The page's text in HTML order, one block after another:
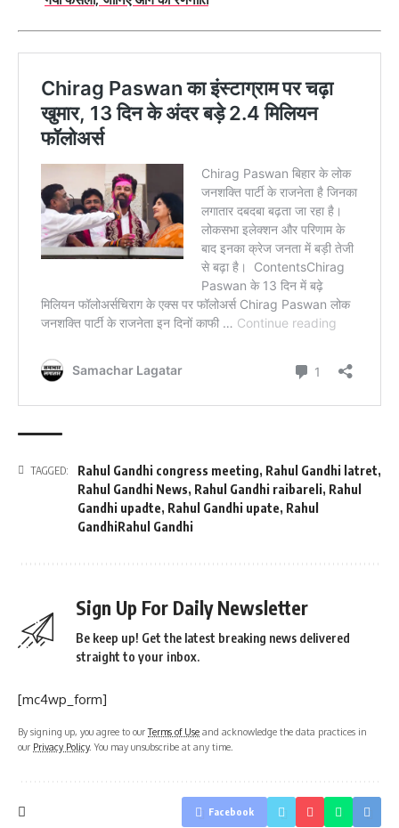
TAGGED: Rahul Gandhi congress meeting, Rahul Gandhi latret,
Rahul Gandhi News, Rahul Gandhi raibareli, Rahul
Gandhi upadte, Rahul Gandhi upate, Rahul
GandhiRahul Gandhi
Sign Up For Daily Newsletter
Be keep up! Get the latest breaking news delivered
straight to your inbox.
[mc4wp_form]
By signing up, you agree to ourTerms of Use and acknowledge the data practices in
our Privacy Policy. You may unsubscribe at any time.
Facebook